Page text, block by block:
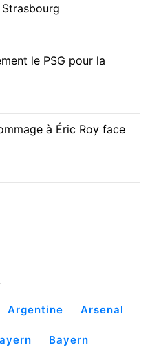
le PSG pour la
à Éric Roy face
Argentine Arsenal
Bayern